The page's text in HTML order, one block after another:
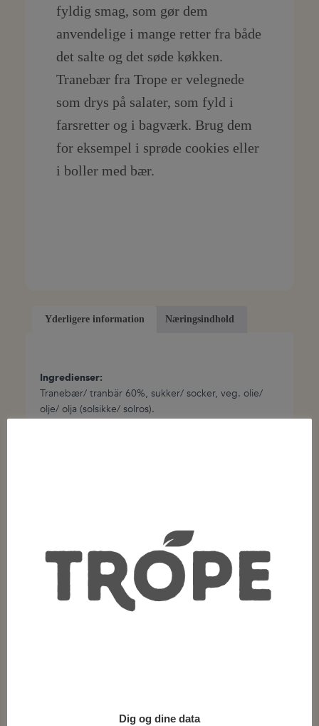
fyldig smag, som gør dem
anvendelige i mange retter fra både
det salte og det søde køkken.
Tranebær fra Trope er velegnede
som drys på salater, som fyld i
farsretter og i bagværk. Brug dem
for eksempel i sprøde cookies eller
i boller med bær.
Yderligere information Næringsindhold
Ingredienser:
Tranebær/ tranbär 60%, sukker/ socker, veg. olie/
olje/ olja (solsikke/ solros).
Dig og dine data